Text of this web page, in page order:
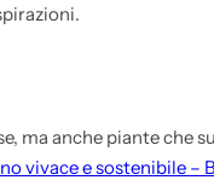
ma anche piante che
vivace e sostenibile –